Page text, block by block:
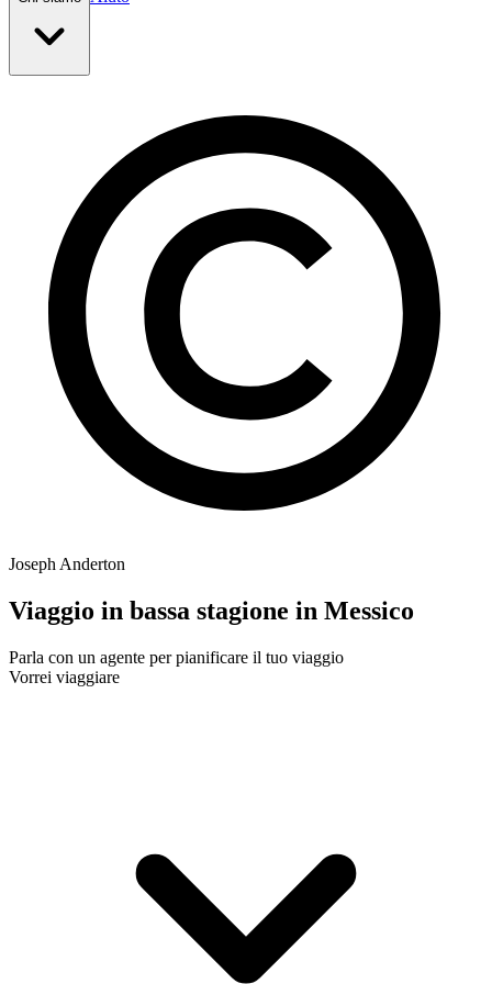
Joseph Anderton
Viaggio in bassa stagione in Messico
Parla con un agente per pianificare il tuo viaggio
Vorrei viaggiare